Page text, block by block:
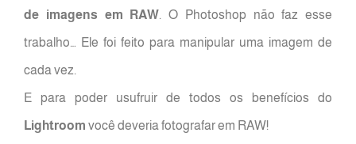
de imagens em RAW. O Photoshop não faz esse
trabalho… Ele foi feito para manipular uma imagem de
cada vez.
E para poder usufruir de todos os benefícios do
Lightroom você deveria fotografar em RAW!